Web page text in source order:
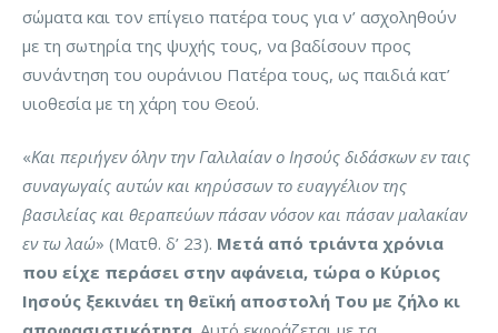
σώματα και τον επίγειο πατέρα τους για ν’ ασχοληθούν
με τη σωτηρία της ψυχής τους, να βαδίσουν προς
συνάντηση του ουράνιου Πατέρα τους, ως παιδιά κατ’
υιοθεσία με τη χάρη του Θεού.
«Και περιήγεν όλην την Γαλιλαίαν ο Ιησούς διδάσκων εν ταις
συναγωγαίς αυτών και κηρύσσων το ευαγγέλιον της
βασιλείας και θεραπεύων πάσαν νόσον και πάσαν μαλακίαν
εν τω λαώ» (Ματθ. δ’ 23). Μετά από τριάντα χρόνια
που είχε περάσει στην αφάνεια, τώρα ο Κύριος
Ιησούς ξεκινάει τη θεϊκή αποστολή Του με ζήλο κι